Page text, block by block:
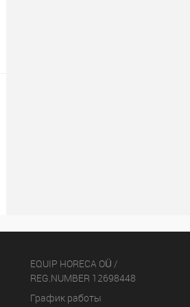
EQUIP HORECA OÜ /
REG.NUMBER 12698448
График работы